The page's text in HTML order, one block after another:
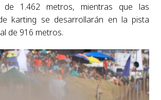
de 1.462 metros, mientras que las
karting se desarrollarán en la pista
de 916 metros.